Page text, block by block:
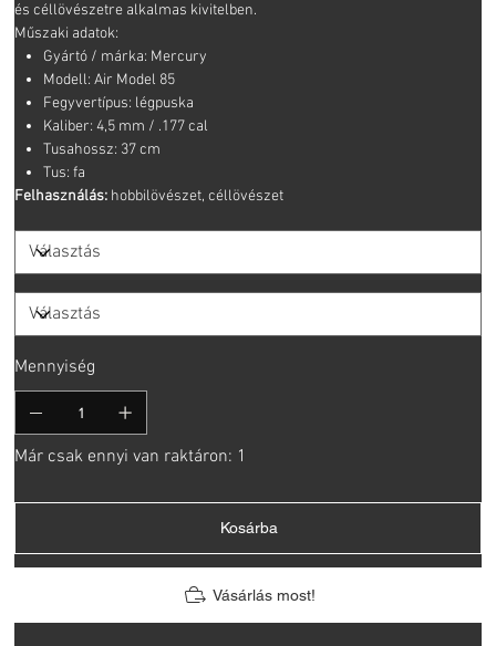
és céllövészetre alkalmas kivitelben.
Műszaki adatok:
Gyártó / márka: Mercury
Modell: Air Model 85
Fegyvertípus: légpuska
Kaliber: 4,5 mm / .177 cal
Tusahossz: 37 cm
Tus: fa
Felhasználás: hobbilövészet, céllövészet
Mennyiség
Már csak ennyi van raktáron: 1
Kosárba
Vásárlás most!